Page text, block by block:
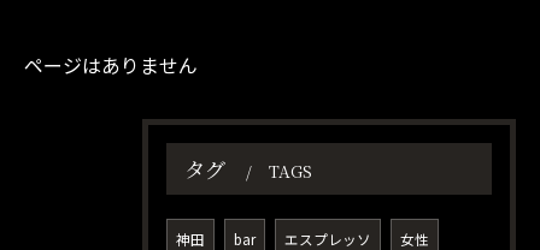
ページはありません
タグ TAGS
神田 bar エスプレッソ 女性